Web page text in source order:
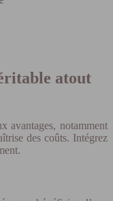
atout
avantages, notamment
des coûts. Intégrez